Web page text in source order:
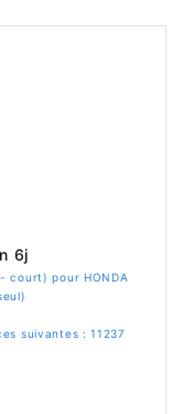
6j
court) pour HONDA
suivantes : 11237